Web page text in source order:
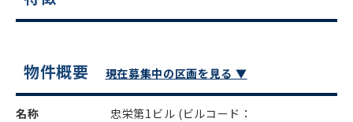
物件概要 現在募集中の区画を見る ▼
名称 忠栄第1ビル (ビルコード：